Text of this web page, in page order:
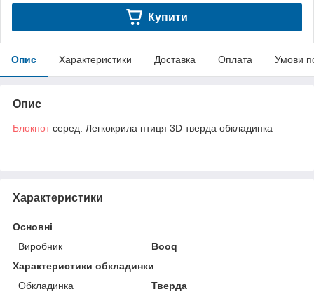
Купити
Опис Характеристики Доставка Оплата Умови
Опис
Блокнотсеред. Легкокрила птиця 3D тверда обкладинка
Характеристики
Основні
Виробник
Booq
Характеристики обкладинки
Обкладинка
Тверда